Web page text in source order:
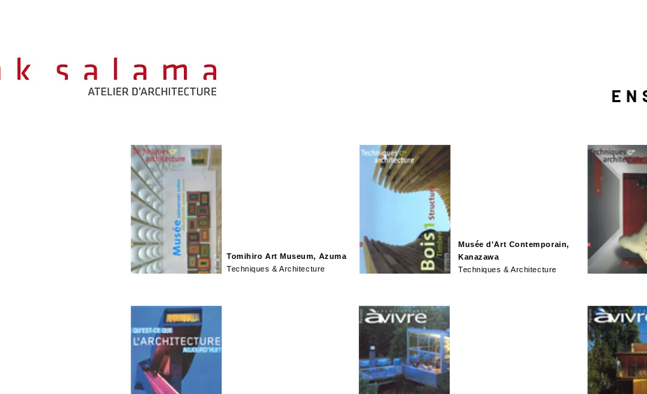
Tomihiro Art Museum, Azuma
Techniques & Architecture
Musée d'Art Contemporain,
Kanazawa
Techniques & Architecture